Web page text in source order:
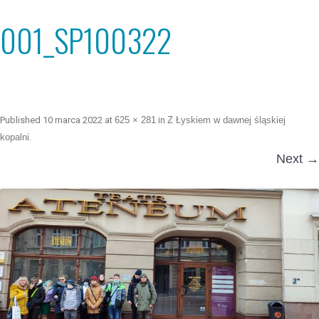
001_SP100322
Published 10 marca 2022 at 625 × 281 in Z Łyskiem w dawnej śląskiej
kopalni.
Next →